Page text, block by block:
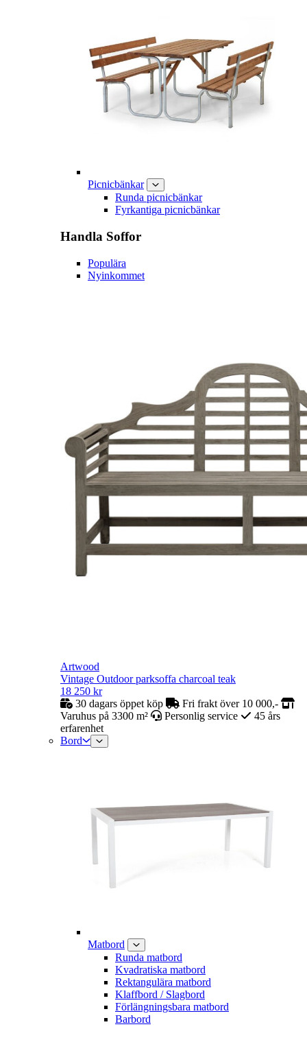
Picnicbänkar
Runda picnicbänkar
Fyrkantiga picnicbänkar
Handla Soffor
Populära
Nyinkommet
Artwood
Vintage Outdoor parksoffa charcoal teak
18 250 kr
30 dagars öppet köp
Fri frakt över 10 000,-
Varuhus på 3300 m²
Personlig service
45 års
erfarenhet
Bord
Matbord
Runda matbord
Kvadratiska matbord
Rektangulära matbord
Klaffbord / Slagbord
Förlängningsbara matbord
Barbord